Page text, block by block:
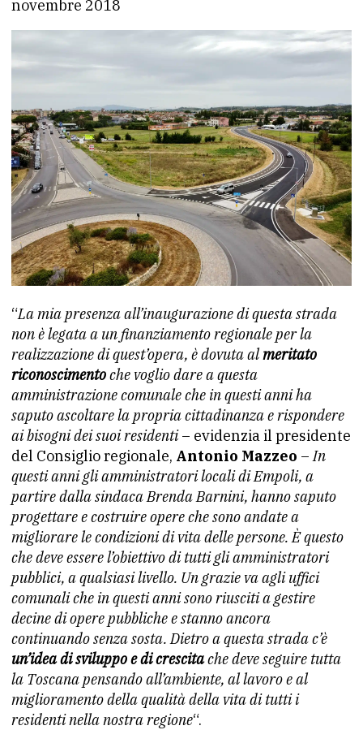
novembre 2018
“La mia presenza all’inaugurazione di questa strada
non è legata a un finanziamento regionale per la
realizzazione di quest’opera, è dovuta almeritato
riconoscimentoche voglio dare a questa
amministrazione comunale che in questi anni ha
saputo ascoltare la propria cittadinanza e rispondere
ai bisogni dei suoi residenti– evidenzia il presidente
del Consiglio regionale, Antonio Mazzeo – In
questi anni gli amministratori locali di Empoli, a
partire dalla sindaca Brenda Barnini, hanno saputo
progettare e costruire opere che sono andate a
migliorare le condizioni di vita delle persone. È questo
che deve essere l’obiettivo di tutti gli amministratori
pubblici, a qualsiasi livello. Un grazie va agli uffici
comunali che in questi anni sono riusciti a gestire
decine di opere pubbliche e stanno ancora
continuando senza sosta. Dietro a questa strada c’è
un’idea di sviluppo e di crescitache deve seguire tutta
la Toscana pensando all’ambiente, al lavoro e al
miglioramento della qualità della vita di tutti i
residenti nella nostra regione“.